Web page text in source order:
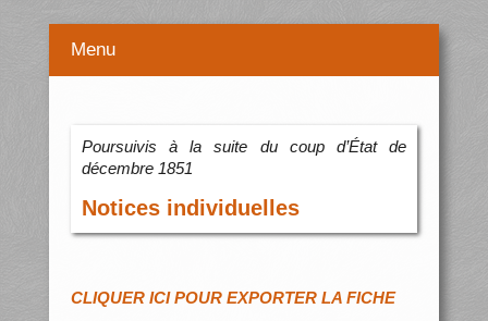
Menu
Poursuivis à la suite du coup d’État de
décembre 1851
Notices individuelles
CLIQUER ICI POUR EXPORTER LA FICHE